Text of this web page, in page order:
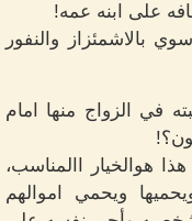
على ابنه عمه!
بالاشمئزاز والنفور
في الزواج منها امام
هوالخيار االمناسب،
ويحمي اموالهم